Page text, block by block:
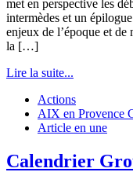
met en perspective les
intermèdes et un
enjeux de l’époque et
la […]
Lire la suite...
Actions
AIX en Provence
Article en une
Calendrier